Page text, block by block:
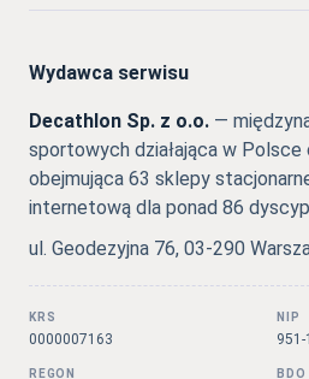
Wydawca serwisu
Decathlon Sp. z o.o. —
sportowych działająca w Polsce
obejmująca 63 sklepy
internetową dla ponad 86
ul. Geodezyjna 76, 03-290
KRS
0000007163
NIP
951-
REGON BDO